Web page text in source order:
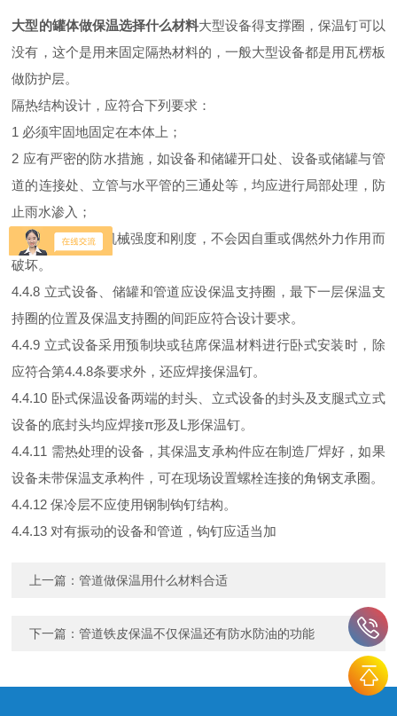
大型的罐体做保温选择什么材料大型设备得支撑圈，保温钉可以
没有，这个是用来固定隔热材料的，一般大型设备都是用瓦楞板
做防护层。
隔热结构设计，应符合下列要求：
1 必须牢固地固定在本体上；
2 应有严密的防水措施，如设备和储罐开口处、设备或储罐与管
道的连接处、立管与水平管的三通处等，均应进行局部处理，防
止雨水渗入；
3 应具有一定的机械强度和刚度，不会因自重或偶然外力作用而
破坏。
4.4.8 立式设备、储罐和管道应设保温支持圈，最下一层保温支
持圈的位置及保温支持圈的间距应符合设计要求。
4.4.9 立式设备采用预制块或毡席保温材料进行卧式安装时，除
应符合第4.4.8条要求外，还应焊接保温钉。
4.4.10 卧式保温设备两端的封头、立式设备的封头及支腿式立式
设备的底封头均应焊接π形及L形保温钉。
4.4.11 需热处理的设备，其保温支承构件应在制造厂焊好，如果
设备未带保温支承构件，可在现场设置螺栓连接的角钢支承圈。
4.4.12 保冷层不应使用钢制钩钉结构。
4.4.13 对有振动的设备和管道，钩钉应适当加
上一篇：管道做保温用什么材料合适
下一篇：管道铁皮保温不仅保温还有防水防油的功能